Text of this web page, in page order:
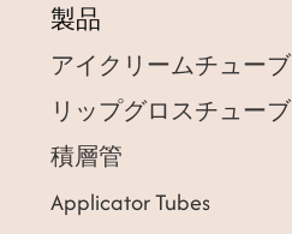
製品
アイクリームチューブ
リップグロスチューブ
積層管
Applicator Tubes